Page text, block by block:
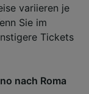
variieren je
Sie im
Tickets
nach Roma